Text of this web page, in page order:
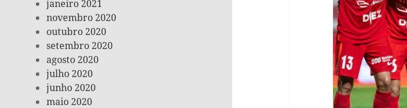
janeiro 2021
novembro 2020
outubro 2020
setembro 2020
agosto 2020
julho 2020
junho 2020
maio 2020